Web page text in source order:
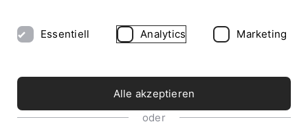
Teambuilding im Ausland
Essentiell Analytics Marketing
Alle akzeptieren
oder